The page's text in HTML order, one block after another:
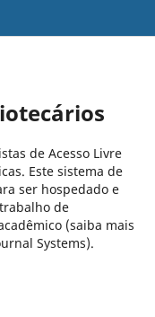
de Acesso Livre
Este sistema de
ser hospedado e
de
(saiba mais
Systems).